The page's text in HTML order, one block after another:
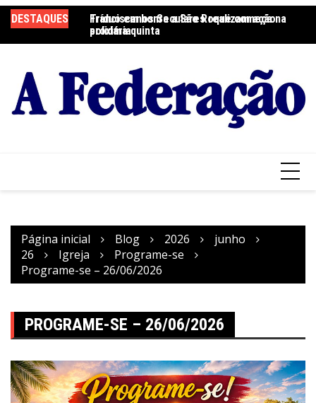
para
o
DESTAQUES
Tríduo em honra a São Roque começa na
próxima quinta
Franciscanos Seculares realizam ação
solidária
Página inicial Blog 2026
junho
26
Igreja
Programe-se
Programe-se – 26/06/2026
PROGRAME-SE – 26/06/2026